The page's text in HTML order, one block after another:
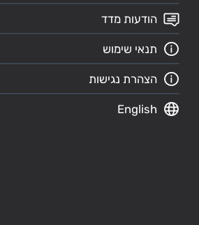
הודעות מדד
תנאי שימוש
הצהרת נגישות
English